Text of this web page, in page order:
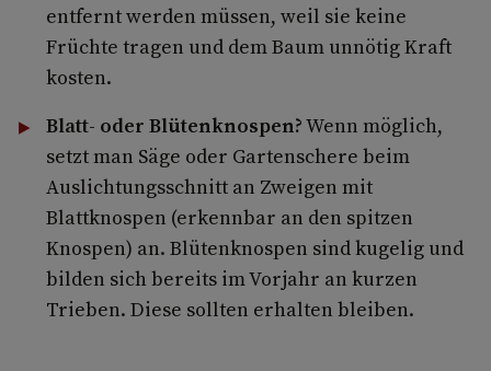
entfernt werden müssen, weil sie keine
Früchte tragen und dem Baum unnötig Kraft
kosten.
Blatt- oder Blütenknospen?Wenn möglich,
setzt man Säge oder Gartenschere beim
Auslichtungsschnitt an Zweigen mit
Blattknospen (erkennbar an den spitzen
Knospen) an. Blütenknospen sind kugelig und
bilden sich bereits im Vorjahr an kurzen
Trieben. Diese sollten erhalten bleiben.